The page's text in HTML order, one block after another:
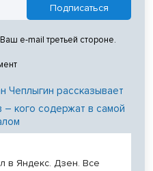
e-mail третьей стороне.
Чеплыгин рассказывает
– кого содержат в самой
в Яндекс. Дзен. Все